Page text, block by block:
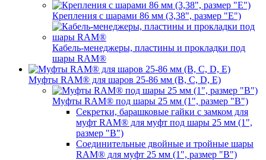
Крепления с шарами 86 мм (3,38", размер "E")
Кабель-менеджеры, пластины и прокладки под
шары RAM®
Муфты RAM® для шаров 25-86 мм (B, C, D, E)
Муфты RAM® под шары 25 мм (1", размер "B")
Секретки, барашковые гайки с замком для
муфт RAM® для муфт под шары 25 мм (1",
размер "B")
Соединительные двойные и тройные шары
RAM® для муфт 25 мм (1", размер "B")